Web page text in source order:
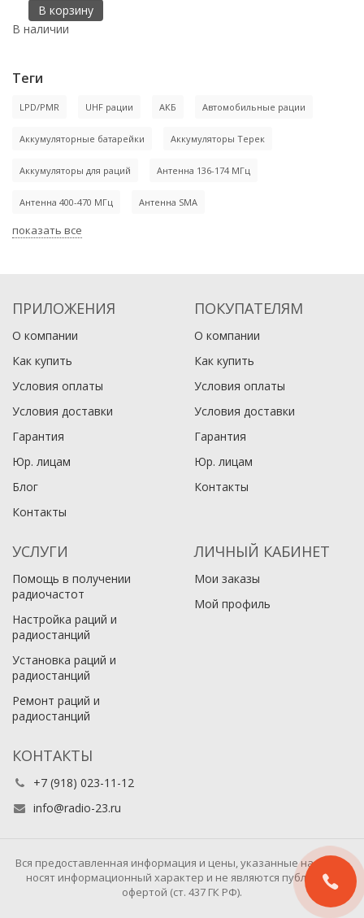
В корзину
В наличии
Теги
LPD/PMR UHF рации АКБ Автомобильные рации
Аккумуляторные батарейки Аккумуляторы Терек
Аккумуляторы для раций Антенна 136-174 МГц
Антенна 400-470 МГц Антенна SMA
показать все
ПРИЛОЖЕНИЯ
О компании
Как купить
Условия оплаты
Условия доставки
Гарантия
Юр. лицам​
Блог
Контакты
ПОКУПАТЕЛЯМ
О компании
Как купить
Условия оплаты
Условия доставки
Гарантия
Юр. лицам​
Контакты
УСЛУГИ
Помощь в получении
радиочастот
Настройка раций и
радиостанций
Установка раций и
радиостанций
Ремонт раций и
радиостанций
ЛИЧНЫЙ КАБИНЕТ
Мои заказы
Мой профиль
КОНТАКТЫ
+7 (918) 023-11-12
info@radio-23.ru
Вся предоставленная информация и цены, указанные на сайте,
носят информационный характер и не являются публичной
офертой (ст. 437 ГК РФ).